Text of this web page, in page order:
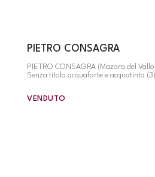
PIETRO CONSAGRA
PIETRO CONSAGRA (Mazara del
Senza titolo acquaforte e acquatinta
VENDUTO